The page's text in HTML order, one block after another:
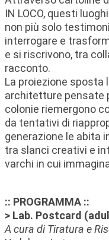
IN LOCO, questi
non più solo
interrogare e
e si riscrivono, tra
racconto.
La proiezione sposta
architetture pensate
colonie riemergono
da tentativi di
generazione le abita
tra slanci creativi e
varchi in cui
:: PROGRAMMA ::
> Lab. Postcard
A cura di Tiratura e